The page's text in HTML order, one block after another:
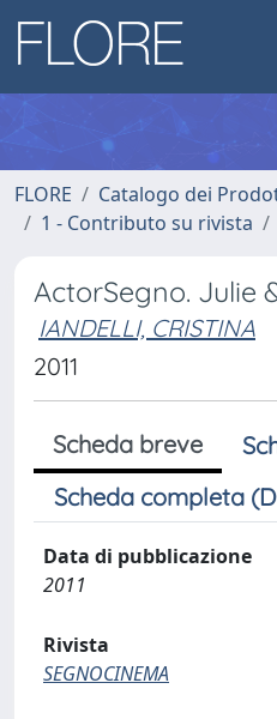
FLORE
Catalogo dei
1 - Contributo su rivista
ActorSegno. Julie
IANDELLI, CRISTINA
2011
Scheda breve
Scheda completa
Data di pubblicazione
2011
Rivista
SEGNOCINEMA